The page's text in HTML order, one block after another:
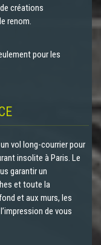
créations
renom.
pour les
vol long-courrier pour
insolite à Paris. Le
garantir un
et toute la
et aux murs, les
de vous